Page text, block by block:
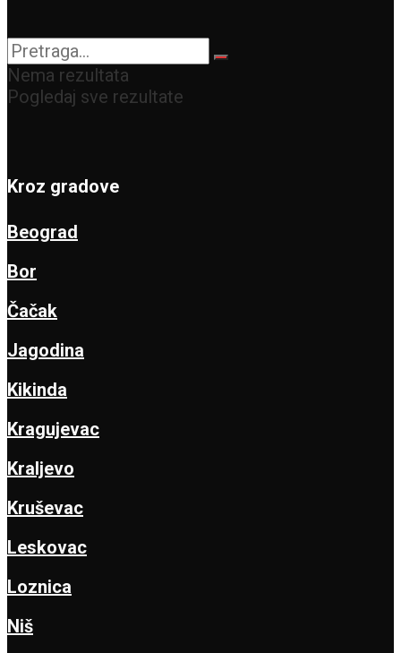
Nema rezultata
Pogledaj sve rezultate
Kroz gradove
Beograd
Bor
Čačak
Jagodina
Kikinda
Kragujevac
Kraljevo
Kruševac
Leskovac
Loznica
Niš